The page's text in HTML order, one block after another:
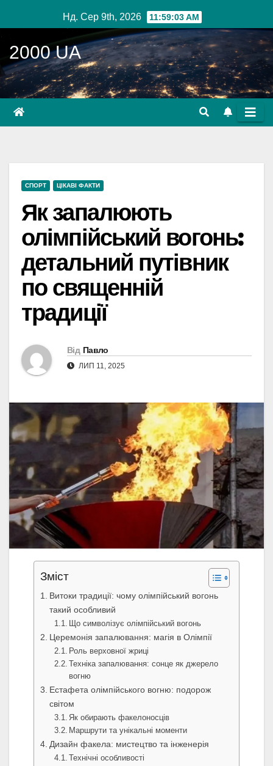
до
вмісту
Нд. Сер 9th, 2026 11:59:04 AM
2000 UA
СПОРТ ЦІКАВІ ФАКТИ
Як запалюють
олімпійський вогонь:
детальний путівник
по священній
традиції
Від Павло
ЛИП 11, 2025
Зміст
Витоки традиції: чому олімпійський вогонь
такий особливий
Що символізує олімпійський вогонь
Церемонія запалювання: магія в Олімпії
Роль верховної жриці
Техніка запалювання: сонце як джерело
вогню
Естафета олімпійського вогню: подорож
світом
Як обирають факелоносців
Маршрути та унікальні моменти
Дизайн факела: мистецтво та інженерія
Технічні особливості